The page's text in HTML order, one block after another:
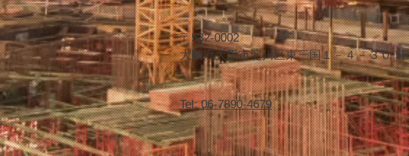
〒532-0002
大阪府大阪市淀川区東三国１－４－３０ 5F
Tel: 06-7890-4679